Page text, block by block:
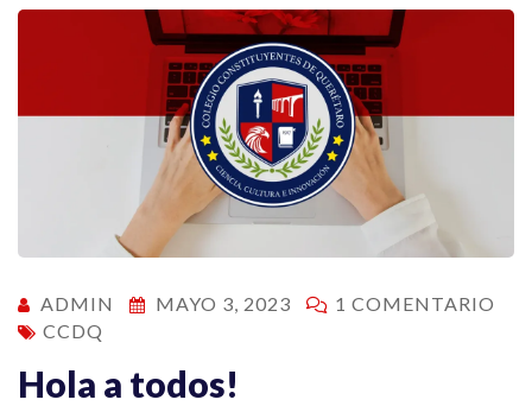
ADMIN MAYO 3, 2023 1 COMENTARIO
CCDQ
Hola a todos!